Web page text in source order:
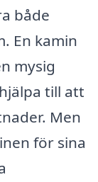
både
En kamin
mysig
till att
Men
för sina